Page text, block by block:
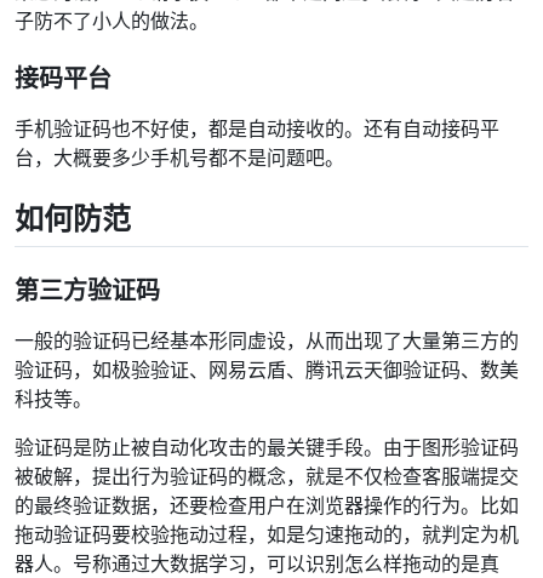
子防不了小人的做法。
接码平台
手机验证码也不好使，都是自动接收的。还有自动接码平
台，大概要多少手机号都不是问题吧。
如何防范
第三方验证码
一般的验证码已经基本形同虚设，从而出现了大量第三方的
验证码，如极验验证、网易云盾、腾讯云天御验证码、数美
科技等。
验证码是防止被自动化攻击的最关键手段。由于图形验证码
被破解，提出行为验证码的概念，就是不仅检查客服端提交
的最终验证数据，还要检查用户在浏览器操作的行为。比如
拖动验证码要校验拖动过程，如是匀速拖动的，就判定为机
器人。号称通过大数据学习，可以识别怎么样拖动的是真